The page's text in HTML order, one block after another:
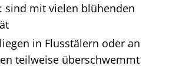
: sind mit vielen blühenden
in Flusstälern oder an
teilweise überschwemmt